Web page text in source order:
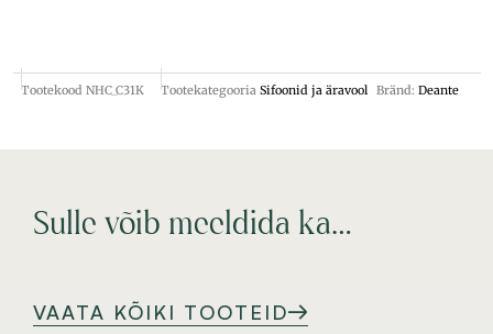
Tootekood NHC_C31K Tootekategooria Sifoonid ja äravool Bränd: Deante
Sulle võib meeldida ka…
VAATA KÕIKI TOOTEID